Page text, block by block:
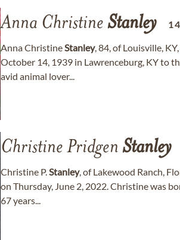
Anna Christine Stanley
Anna ChristineStanley, 84, of Louisville,
October 14, 1939 in Lawrenceburg, KY to
avid animal lover...
Christine Pridgen Stanley
Christine P.Stanley, of Lakewood Ranch,
on Thursday, June 2, 2022. Christine was
67 years...